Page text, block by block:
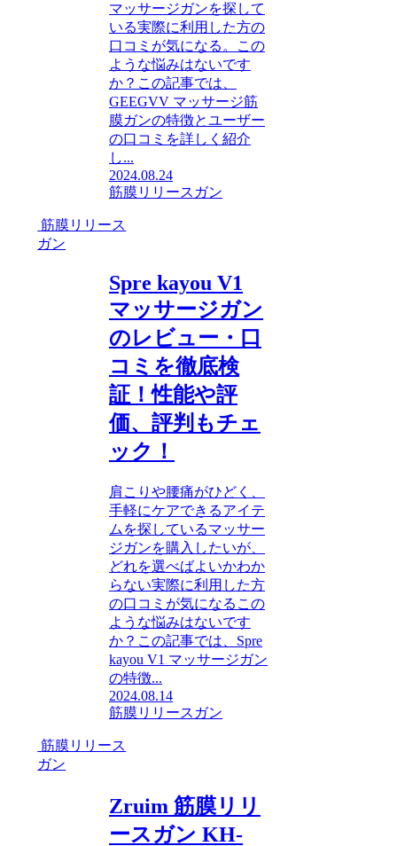
マッサージガンを探して
いる実際に利用した方の
口コミが気になる。この
ような悩みはないです
か？この記事では、
GEEGVV マッサージ筋
膜ガンの特徴とユーザー
の口コミを詳しく紹介
し...
2024.08.24
筋膜リリースガン
筋膜リリース
ガン
Spre kayou V1
マッサージガン
のレビュー・口
コミを徹底検
証！性能や評
価、評判もチェ
ック！
肩こりや腰痛がひどく、
手軽にケアできるアイテ
ムを探しているマッサー
ジガンを購入したいが、
どれを選べばよいかわか
らない実際に利用した方
の口コミが気になるこの
ような悩みはないです
か？この記事では、Spre
kayou V1 マッサージガン
の特徴...
2024.08.14
筋膜リリースガン
筋膜リリース
ガン
Zruim 筋膜リリ
ースガン KH-